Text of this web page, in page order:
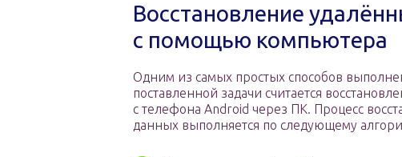
Восстановление
с помощью компьютера
Одним из самых простых способов
поставленной задачи считается
с телефона Android через ПК. Процесс
данных выполняется по следующему